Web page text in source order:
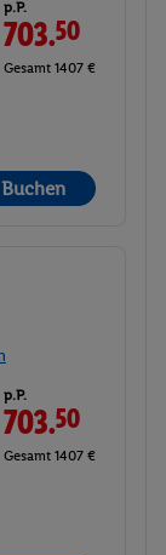
p.P.
703.50
Gesamt 1407 €
Buchen
p.P.
703.50
Gesamt 1407 €